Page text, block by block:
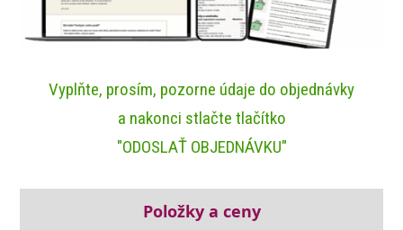
Vyplňte, prosím, pozorne údaje do objednávky
a nakonci stlačte tlačítko
"ODOSLAŤ OBJEDNÁVKU"
Položky a ceny